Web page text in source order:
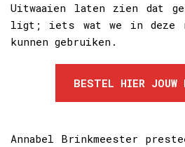
Uitwaaien laten zien dat
ligt; iets wat we in deze
kunnen gebruiken.
BESTEL HIER JOUW
Annabel Brinkmeester